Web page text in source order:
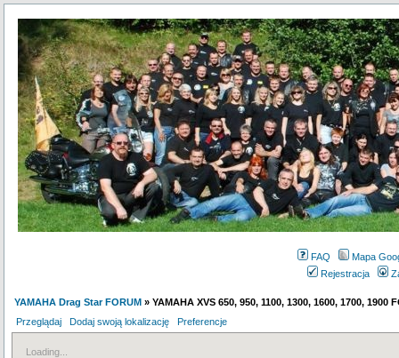
FAQ
Mapa
Rejestracja
YAMAHA Drag Star FORUM » YAMAHA XVS 650, 950, 1100, 1300, 1600, 1700, 1900
Przeglądaj
Dodaj swoją lokalizację Preferencje
Loading...